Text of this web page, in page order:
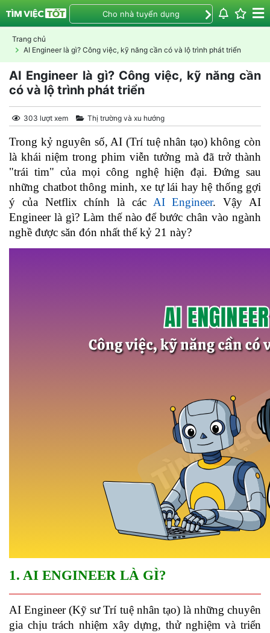
Cho nhà tuyển dụng
Trang chủ
AI Engineer là gì? Công việc, kỹ năng cần có và lộ trình phát triển
AI Engineer là gì? Công việc, kỹ năng cần
có và lộ trình phát triển
303 lượt xem Thị trường và xu hướng
Trong kỷ nguyên số, AI (Trí tuệ nhân tạo) không còn
là khái niệm trong phim viễn tưởng mà đã trở thành
"trái tim" của mọi công nghệ hiện đại. Đứng sau
những chatbot thông minh, xe tự lái hay hệ thống gợi
ý của Netflix chính là các AI Engineer. Vậy AI
Engineer là gì? Làm thế nào để bước chân vào ngành
nghề được săn đón nhất thế kỷ 21 này?
1. AI ENGINEER LÀ GÌ?
AI Engineer (Kỹ sư Trí tuệ nhân tạo) là những chuyên
gia chịu trách nhiệm xây dựng, thử nghiệm và triển